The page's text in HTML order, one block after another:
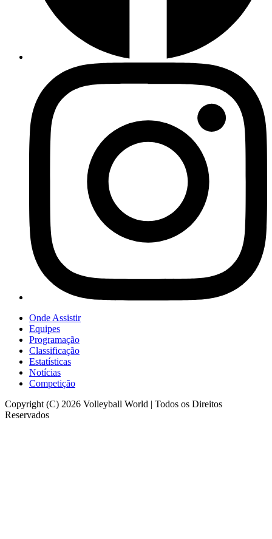
Onde Assistir
Equipes
Programação
Classificação
Estatísticas
Notícias
Competição
Copyright (C) 2026 Volleyball World | Todos os Direitos
Reservados